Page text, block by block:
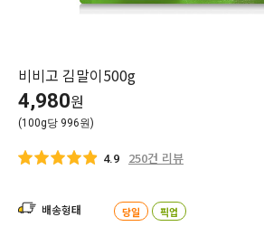
비비고 김말이500g
4,980원
(100g당 996원)
4.9 250건 리뷰
배송형태 당일 픽업